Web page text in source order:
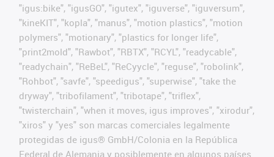
"igus:bike", "igusGO", "igutex", "iguverse", "iguversum",
"kineKIT", "kopla", "manus", "motion plastics", "motion
polymers", "motionary", "plastics for longer life",
"print2mold", "Rawbot", "RBTX", "RCYL", "readycable",
"readychain", "ReBeL", "ReCyycle", "reguse", "robolink",
"Rohbot", "savfe", "speedigus", "superwise", "take the
dryway", "tribofilament", "tribotape", "triflex",
"twisterchain", "when it moves, igus improves", "xirodur",
"xiros" y "yes" son marcas comerciales legalmente
protegidas de igus® GmbH/Colonia en la República
Federal de Alemania y posiblemente en algunos países